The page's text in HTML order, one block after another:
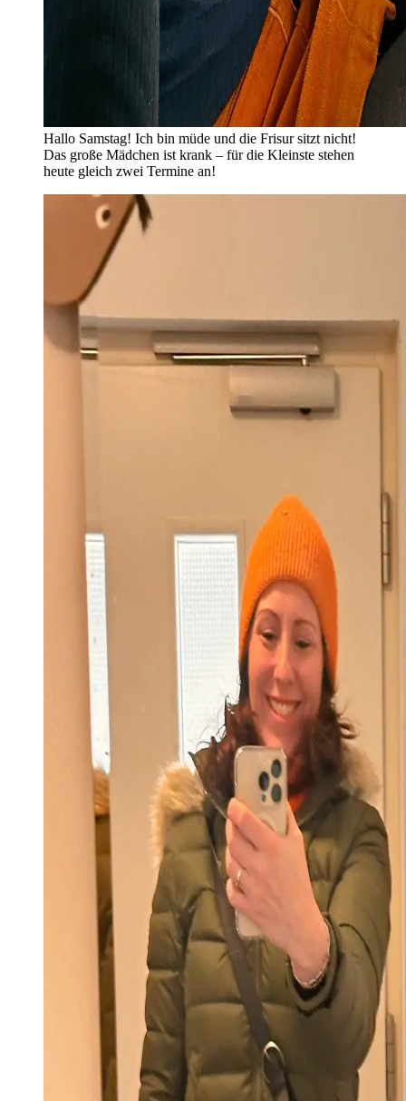
Hallo Samstag! Ich bin müde und die Frisur sitzt nicht!
Das große Mädchen ist krank – für die Kleinste stehen
heute gleich zwei Termine an!